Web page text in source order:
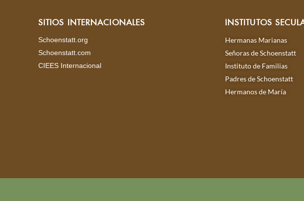
SITIOS INTERNACIONALES
Schoenstatt.org
Schoenstatt.com
CIEES Internacional
INSTITUTOS
Hermanas Marianas
Señoras de Schoenstatt
Instituto de Familias
Padres de Schoenstatt
Hermanos de María